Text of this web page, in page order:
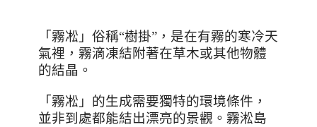
「霧凇」俗稱“樹掛”，是在有霧的寒冷天
氣裡，霧滴凍結附著在草木或其他物體
的結晶。
「霧凇」的生成需要獨特的環境條件，
並非到處都能結出漂亮的景觀。霧淞島